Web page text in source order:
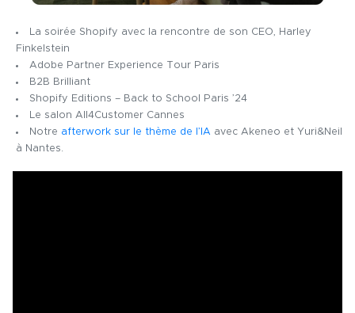
La soirée Shopify avec la rencontre de son CEO, Harley
Finkelstein
Adobe Partner Experience Tour Paris
B2B Brilliant
Shopify Editions – Back to School Paris ’24
Le salon All4Customer Cannes
Notre afterwork sur le thème de l’IA avec Akeneo et Yuri&Neil
à Nantes.